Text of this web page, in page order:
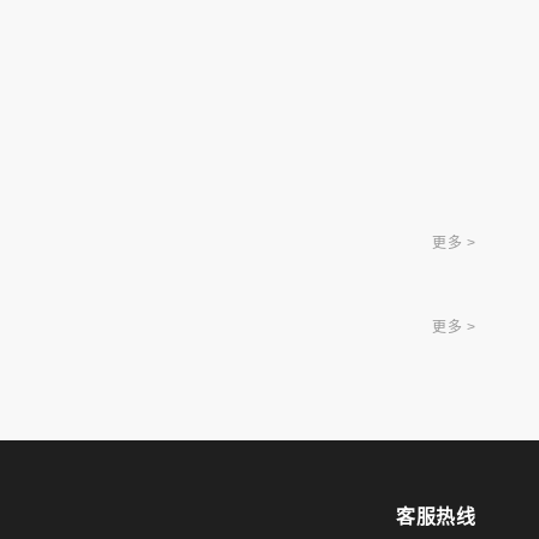
更多 >
更多 >
客服热线